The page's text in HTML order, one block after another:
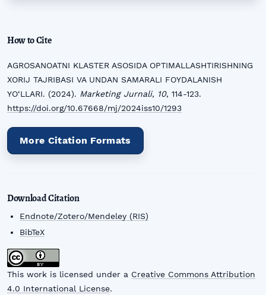
How to Cite
AGROSANOATNI KLASTER ASOSIDA OPTIMALLASHTIRISHNING
XORIJ TAJRIBASI VA UNDAN SAMARALI FOYDALANISH
YO‘LLARI. (2024). Marketing Jurnali, 10, 114-123.
https://doi.org/10.67668/mj/2024iss10/1293
More Citation Formats
Download Citation
Endnote/Zotero/Mendeley (RIS)
BibTeX
This work is licensed under a Creative Commons Attribution
4.0 International License.